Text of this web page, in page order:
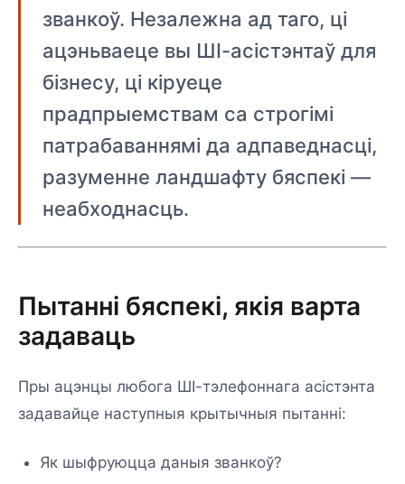
званкоў. Незалежна ад таго, ці
ацэньваеце вы ШІ-асістэнтаў для
бізнесу, ці кіруеце
прадпрыемствам са строгімі
патрабаваннямі да адпаведнасці,
разуменне ландшафту бяспекі —
неабходнасць.
Пытанні бяспекі, якія варта
задаваць
Пры ацэнцы любога ШІ-тэлефоннага асістэнта
задавайце наступныя крытычныя пытанні:
Як шыфруюцца даныя званкоў?